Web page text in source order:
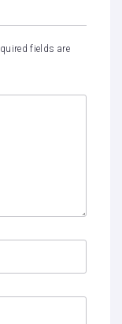
fields are